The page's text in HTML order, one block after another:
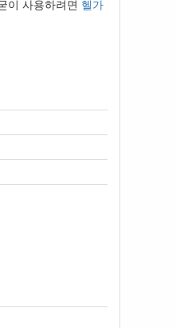
이 사용하려면 헬가